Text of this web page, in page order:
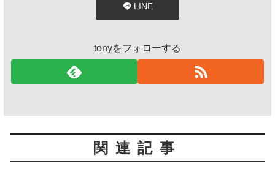
LINE
tonyをフォローする
関連記事